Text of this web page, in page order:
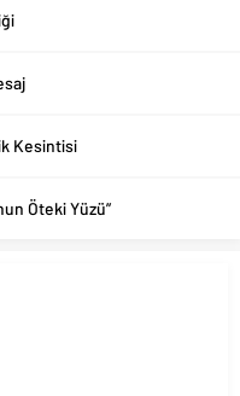
Kesintisi
Öteki Yüzü”